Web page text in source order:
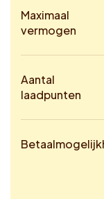
Maximaal
vermogen
Aantal
laadpunten